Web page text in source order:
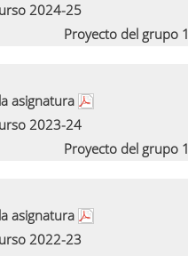
2024-25
Proyecto del grupo 1
asignatura
2023-24
Proyecto del grupo 1
asignatura
2022-23